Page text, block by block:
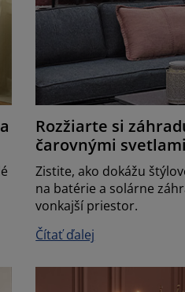
Rozžiarte si
čarovnými
Zistite, ako dokážu
na batérie a solárne
vonkajší priestor.
Čítať ďalej